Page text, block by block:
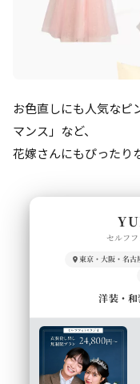
お色直しにも人気なピ
マンス」など、
花嫁さんにもぴったり
セルフ
東京・大阪・名古
洋装・